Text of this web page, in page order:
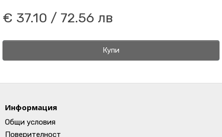
€ 37.10 / 72.56 лв
Купи
Информация
Общи условия
Поверителност